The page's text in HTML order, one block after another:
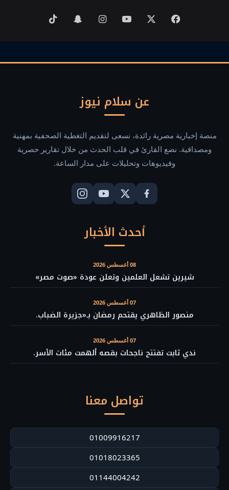
فيسبوك ‫YouTubeانستقرامسناب
عن سلام نيوز
منصة إخبارية مصرية رائدة، نسعى لتقديم التغطية الصحفية بمهنية
ومصداقية. نضع القارئ في قلب الحدث من خلال تقارير حصرية
وفيديوهات وتحليلات على مدار الساعة.
أحدث الأخبار
08 أغسطس 2026
شيرين تشعل العلمين وتعلن عودة «صوت مصر»
07 أغسطس 2026
منصور الظاهري يقتحم رمضان بـ«جزيرة الضباب.
07 أغسطس 2026
ندي ثابت تفتتح ناجحات بقصه ألهمت مئات الأسر.
تواصل معنا
01009916217
01018023365
01144004242